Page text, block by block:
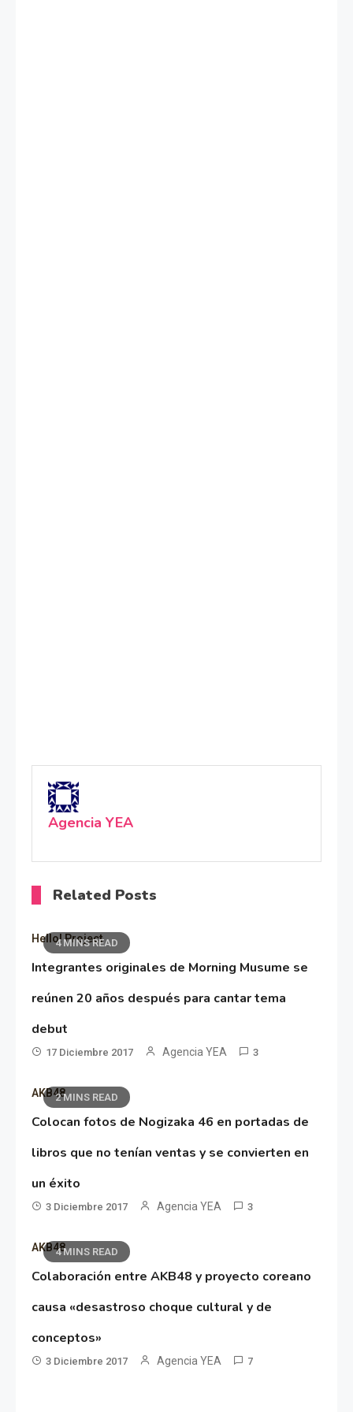
Agencia YEA
Related Posts
4 MINS READ
Hello! Project
Integrantes originales de Morning Musume se
reúnen 20 años después para cantar tema
debut
17 Diciembre 2017 Agencia YEA 3
2 MINS READ
AKB48
Colocan fotos de Nogizaka 46 en portadas de
libros que no tenían ventas y se convierten en
un éxito
3 Diciembre 2017 Agencia YEA 3
4 MINS READ
AKB48
Colaboración entre AKB48 y proyecto coreano
causa «desastroso choque cultural y de
conceptos»
3 Diciembre 2017 Agencia YEA 7